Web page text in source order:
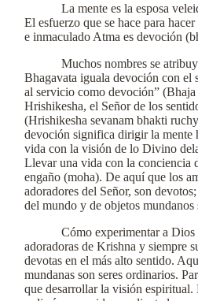
La mente es la esposa
El esfuerzo que se hace para
e inmaculado Atma es devoción
Muchos nombres se
Bhagavata iguala devoción con el
al servicio como devoción”
Hrishikesha, el Señor de los
(Hrishikesha sevanam bhakti
devoción significa dirigir la mente
vida con la visión de lo Divino
Llevar una vida con la conciencia
engaño (moha). De aquí que los
adoradores del Señor, son
del mundo y de objetos mundanos
Cómo experimentar a Dios
adoradoras de Krishna y siempre
devotas en el más alto sentido.
mundanas son seres ordinarios.
que desarrollar la visión